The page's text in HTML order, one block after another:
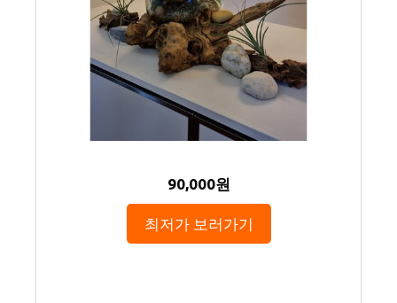
90,000원
최저가 보러가기